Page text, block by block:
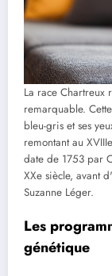
La race Chartreux
remarquable.
bleu-gris et ses
remontant au
date de 1753 par
XXe siècle, avant
Suzanne Léger.
Les
génétique